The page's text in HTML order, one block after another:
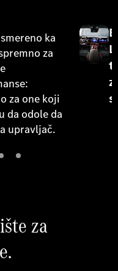
ka
za
za one koji
da odole da
upravljač.
za